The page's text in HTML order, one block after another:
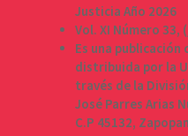
Justicia Año 2026
Vol. XI Número
Es una
distribuida por la
través de la
José Parres Arias
C.P 45132,